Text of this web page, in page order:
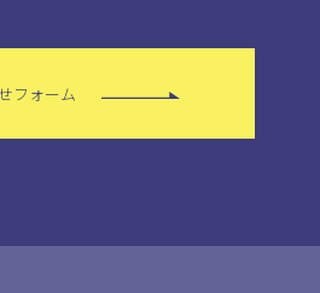
フォーム